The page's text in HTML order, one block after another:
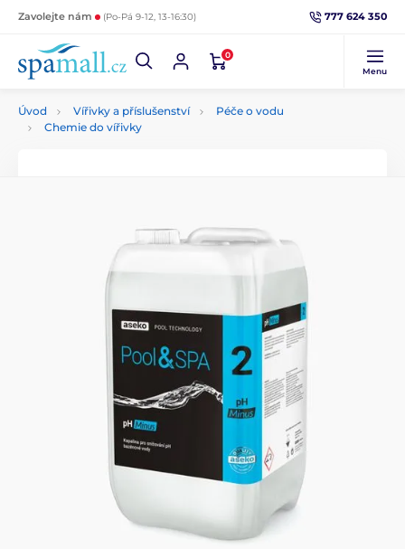
Zavolejte nám (Po-Pá 9-12, 13-16:30) 777 624 350
0
Menu
Úvod Vířivky a příslušenství
Péče o vodu
Chemie do vířivky